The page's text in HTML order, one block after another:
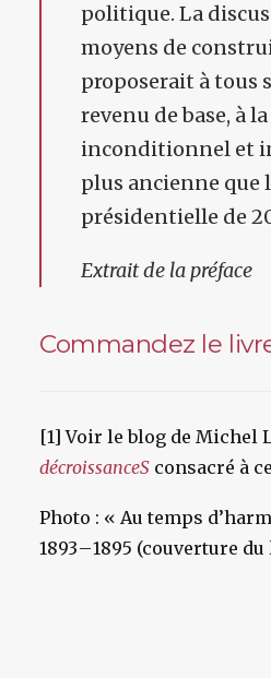
politique. La
moyens de
proposerait à tous
revenu de base, à
inconditionnel et
plus ancienne que
présidentielle de
Extrait de la préface
Commandez le
[1] Voir le blog de Michel
décroissanceS consacré à
Photo : « Au temps
1893 – 1895 (couverture